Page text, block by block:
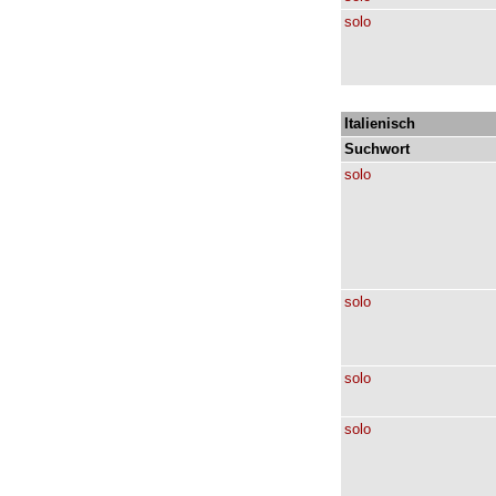
solo
Italienisch
Suchwort
solo
solo
solo
solo